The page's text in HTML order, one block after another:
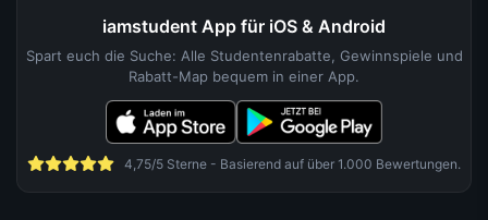
iamstudent App für iOS & Android
Spart euch die Suche: Alle Studentenrabatte, Gewinnspiele und
Rabatt-Map bequem in einer App.
4,75/5 Sterne - Basierend auf über 1.000 Bewertungen.